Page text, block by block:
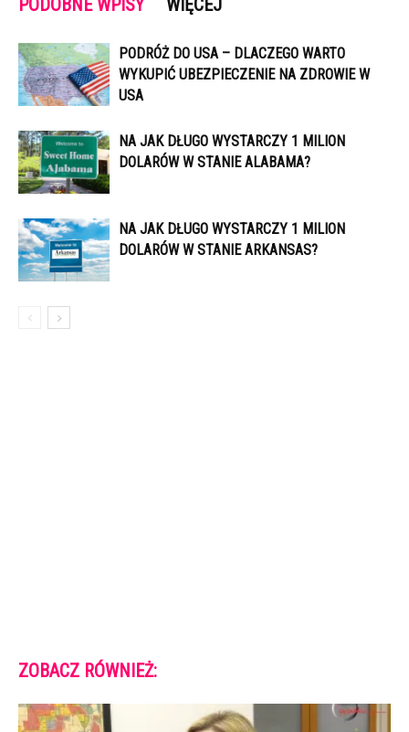
PODOBNE WPISY WIĘCEJ
PODRÓŻ DO USA – DLACZEGO WARTO
WYKUPIĆ UBEZPIECZENIE NA ZDROWIE W
USA
NA JAK DŁUGO WYSTARCZY 1 MILION
DOLARÓW W STANIE ALABAMA?
NA JAK DŁUGO WYSTARCZY 1 MILION
DOLARÓW W STANIE ARKANSAS?
ZOBACZ RÓWNIEŻ: